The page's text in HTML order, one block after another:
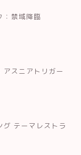
：禁域降臨
アスニアトリガー
グ テーマレストラ